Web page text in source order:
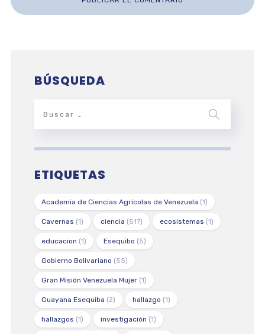
BÚSQUEDA
ETIQUETAS
Academia de Ciencias Agrícolas de Venezuela (1)
Cavernas (1) ciencia (517) ecosistemas (1)
educacion (1) Esequibo (5)
Gobierno Bolivariano (55)
Gran Misión Venezuela Mujer(1)
Guayana Esequiba (2) hallazgo (1)
hallazgos (1) investigación (1)